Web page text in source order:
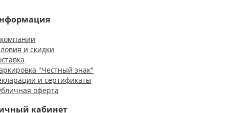
и скидки
"Честный знак"
и сертификаты
оферта
кабинет